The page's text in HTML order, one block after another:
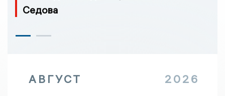
Седова
АВГУСТ 2026